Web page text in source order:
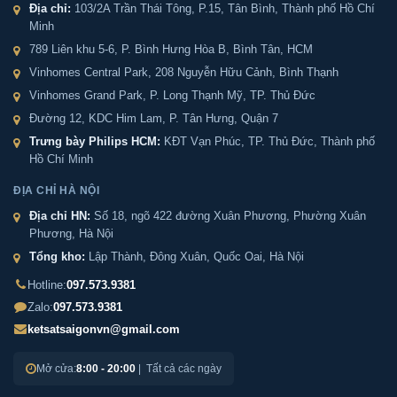
LB79-S11-PRO chính hãng tại tất cả các quận huyện TP.
HCM:
+ Quận nội thành: Ba Đình, Đống Đa, Hai Bà Trưng,
Hoàn Kiếm, Cầu Giấy, Thanh Xuân, Hoàng Mai, Tây Hồ,
Long Biên, Hà Đông, Bắc Từ Liêm, Nam Từ Liêm
Sóc Sơn, Mê Linh, Thường Tín, Phú Xuyên, Ứng Hòa, Mỹ
Đức, Chương Mỹ, Quốc Oai, Thạch Thất, Hoài Đức, Đan
Phượng, Ba Vì, Phúc Thọ, Sơn Tây,...
Phân phối Két sắt Liberty LB79-S11-PRO chính
hãng toàn quốc
Ngoài Hà Nội và Thành phố Hồ Chí Minh, Két sắt Sài
Địa chỉ: 103/2A Trần Thái Tông, P.15, Tân Bình, Thành phố Hồ Chí
Minh
789 Liên khu 5-6, P. Bình Hưng Hòa B, Bình Tân, HCM
Vinhomes Central Park, 208 Nguyễn Hữu Cảnh, Bình Thạnh
Vinhomes Grand Park, P. Long Thạnh Mỹ, TP. Thủ Đức
Đường 12, KDC Him Lam, P. Tân Hưng, Quận 7
Trưng bày Philips HCM: KĐT Vạn Phúc, TP. Thủ Đức, Thành phố
Hồ Chí Minh
ĐỊA CHỈ HÀ NỘI
Địa chỉ HN: Số 18, ngõ 422 đường Xuân Phương, Phường Xuân
Phương, Hà Nội
Tổng kho: Lập Thành, Đông Xuân, Quốc Oai, Hà Nội
Hotline:097.573.9381
Zalo:097.573.9381
ketsatsaigonvn@gmail.com
Mở cửa:8:00 - 20:00 | Tất cả các ngày